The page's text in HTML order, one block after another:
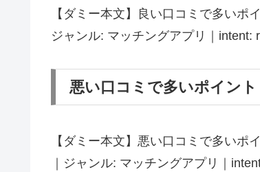
【ダミー本文】良い口コミで多いポ
ジャンル: マッチングアプリ｜intent:
悪い口コミで多いポイン
【ダミー本文】悪い口コミで多い
｜ジャンル: マッチングアプリ｜